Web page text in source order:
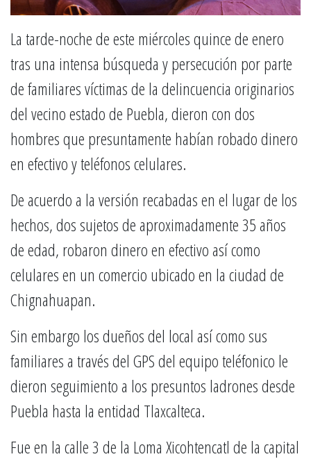
La tarde-noche de este miércoles quince de enero
tras una intensa búsqueda y persecución por parte
de familiares víctimas de la delincuencia originarios
del vecino estado de Puebla, dieron con dos
hombres que presuntamente habían robado dinero
en efectivo y teléfonos celulares.
De acuerdo a la versión recabadas en el lugar de los
hechos, dos sujetos de aproximadamente 35 años
de edad, robaron dinero en efectivo así como
celulares en un comercio ubicado en la ciudad de
Chignahuapan.
Sin embargo los dueños del local así como sus
familiares a través del GPS del equipo teléfonico le
dieron seguimiento a los presuntos ladrones desde
Puebla hasta la entidad Tlaxcalteca.
Fue en la calle 3 de la Loma Xicohtencatl de la capital